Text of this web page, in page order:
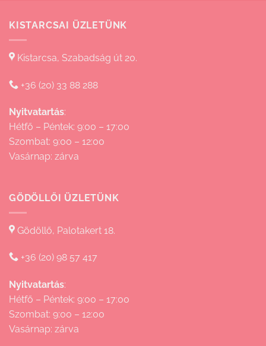
KISTARCSAI ÜZLETÜNK
Kistarcsa, Szabadság út 20.
+36 (20) 33 88 288
Nyitvatartás:
Hétfő – Péntek: 9:00 – 17:00
Szombat: 9:00 – 12:00
Vasárnap: zárva
GÖDÖLLŐI ÜZLETÜNK
Gödöllő, Palotakert 18.
+36 (20) 98 57 417
Nyitvatartás:
Hétfő – Péntek: 9:00 – 17:00
Szombat: 9:00 – 12:00
Vasárnap: zárva